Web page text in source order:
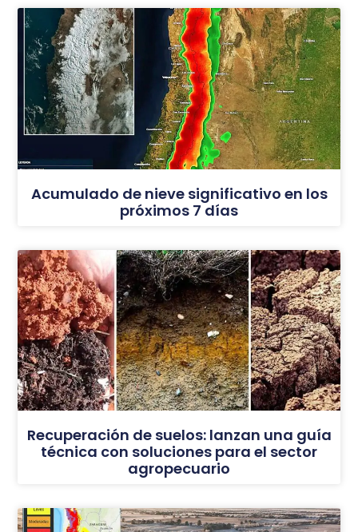
Acumulado de nieve significativo en los
próximos 7 días
Recuperación de suelos: lanzan una guía
técnica con soluciones para el sector
agropecuario